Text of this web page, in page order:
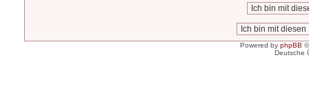
Powered by phpBB
Deutsche